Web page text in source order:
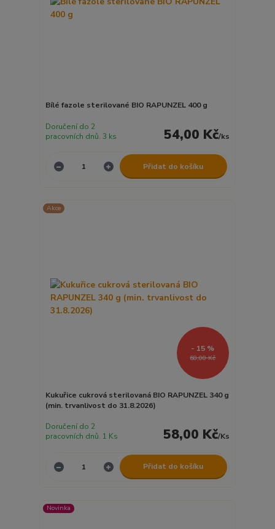
Bílé fazole sterilované BIO RAPUNZEL 400 g
54,00 Kč/ks
Doručení do 2
pracovních dnů. 3 ks
Přidat do košíku
Akce
68,00 Kč
- 15 %
Kukuřice cukrová sterilovaná BIO RAPUNZEL 340 g
(min. trvanlivost do 31.8.2026)
58,00 Kč/Ks
Doručení do 2
pracovních dnů. 1 Ks
Přidat do košíku
Novinka